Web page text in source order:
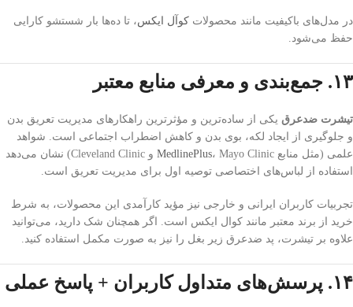
در مدل‌های باکیفیت مانند محصولات کوآل ایکس، تا ده‌ها بار شستشو کارایی
حفظ می‌شود.
۱۳. جمع‌بندی و معرفی منابع معتبر
تیشرت ضدعرق یکی از ساده‌ترین و مؤثرترین راهکارهای مدیریت تعریق بدن
و جلوگیری از ایجاد لکه، بوی بدن و کاهش اضطراب اجتماعی است. شواهد
علمی (مثل منابع
MedlinePlus
، Mayo Clinic و Cleveland Clinic) نشان می‌دهد
استفاده از لباس‌های اختصاصی توصیه اول برای مدیریت تعریق است.
تجربیات کاربران ایرانی و خارجی نیز مؤید کارآمدی این محصولات، به شرط
خرید از برند معتبر مانند کوال ایکس است. اگر همچنان شک دارید، می‌توانید
علاوه بر تیشرت، پد ضدعرق زیر بغل را نیز به صورت مکمل استفاده کنید.
۱۴. پرسش‌های متداول کاربران + پاسخ عملی